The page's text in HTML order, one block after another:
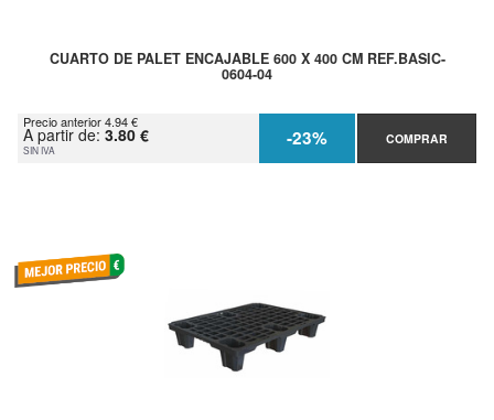
CUARTO DE PALET ENCAJABLE 600 X 400 CM REF.BASIC-
0604-04
Precio anterior 4.94 €
A partir de: 3.80 €
SIN IVA -23% COMPRAR